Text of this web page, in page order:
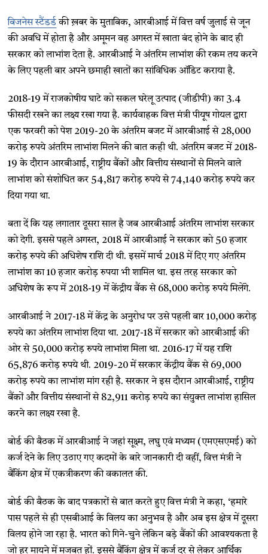
बिजनेस स्टैंडर्डकी ख़बर के मुताबिक, आरबीआई में वित्त वर्ष जुलाई से जून
की अवधि में होता है और अमूमन वह अगस्त में खाता बंद होने के बाद ही
सरकार को लाभांश देता है. आरबीआई ने अंतरिम लाभांश की रकम तय करने
के लिए पहली बार अपने छमाही खातों का सांविधिक ऑडिट कराया है.
2018-19 में राजकोषीय घाटे को सकल घरेलू उत्पाद (जीडीपी) का 3.4
फीसदी रखने का लक्ष्य रखा गया है. कार्यवाहक वित्त मंत्री पीयूष गोयल द्वारा
एक फरवरी को पेश 2019-20 के अंतरिम बजट में आरबीआई से 28,000
करोड़ रुपये अंतरिम लाभांश मिलने की बात कही थी. अंतरिम बजट में 2018-
19 के दौरान आरबीआई, राष्ट्रीय बैंकों और वित्तीय संस्थानों से मिलने वाले
लाभांश को संशोधित कर 54,817 करोड़ रुपये से 74,140 करोड़ रुपये कर
दिया गया था.
बता दें कि यह लगातार दूसरा साल है जब आरबीआई अंतरिम लाभांश सरकार
को देगी. इससे पहले अगस्त, 2018 में आरबीआई ने सरकार को 50 हजार
करोड़ रुपये की अधिशेष राशि दी थी. इसमें मार्च 2018 में दिए गए अंतरिम
लाभांश का 10 हजार करोड़ रुपया भी शामिल था. इस तरह सरकार को
अधिशेष के रूप में 2018-19 में केंद्रीय बैंक से 68,000 करोड़ रुपये मिलेंगे.
आरबीआई ने 2017-18 में केंद्र के अनुरोध पर उसे पहली बार 10,000 करोड़
रुपये का अंतरिम लाभांश दिया था. 2017-18 में सरकार को आरबीआई की
ओर से 50,000 करोड़ रुपये लाभांश मिला था. 2016-17 में यह राशि
65,876 करोड़ रुपये थी. 2019-20 में सरकार केंद्रीय बैंक से 69,000
करोड़ रुपये का लाभांश मांग रही है. सरकार ने इस दौरान आरबीआई, राष्ट्रीय
बैंकों और वित्तीय संस्थानों से 82,911 करोड़ रुपये का संयुक्त लाभांश हासिल
करने का लक्ष्य रखा है.
बोर्ड की बैठक में आरबीआई ने जहां सूक्ष्म, लघु एवं मध्यम (एमएसएमई) को
कर्ज देने के लिए उठाए गए कदमों के बारे जानकारी दी वहीं, वित्त मंत्री ने
बैंकिंग क्षेत्र में एकत्रीकरण की वकालत की.
बोर्ड की बैठक के बाद पत्रकारों से बात करते हुए वित्त मंत्री ने कहा, ‘हमारे
पास पहले से ही एसबीआई के विलय का अनुभव है और अब इस क्षेत्र में दूसरा
विलय होने जा रहा है. भारत को गिने-चुने लेकिन बड़े बैंकों की आवश्यकता है
जो हर मायने में मजबूत हों. इससे बैंकिंग क्षेत्र में कर्ज दर से लेकर आर्थिक